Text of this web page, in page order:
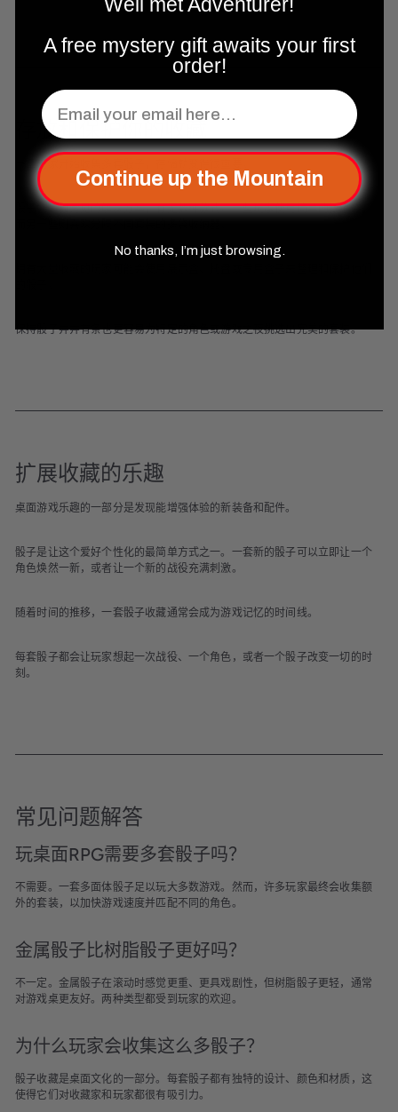
存放和保护你的收藏
一旦玩家开始收集多套骰子，存储就变得很重要。
骰子袋是最常见的解决方案，有无数种款式。一些玩家使用简单的抽绳袋，
保持骰子井井有条也更容易为特定的角色或游戏之夜挑选出完美的套装。
扩展收藏的乐趣
桌面游戏乐趣的一部分是发现能增强体验的新装备和配件。
骰子是让这个爱好个性化的最简单方式之一。一套新的骰子可以立即让一个
角色焕然一新，或者让一个新的战役充满刺激。
随着时间的推移，一套骰子收藏通常会成为游戏记忆的时间线。
每套骰子都会让玩家想起一次战役、一个角色，或者一个骰子改变一切的时
刻。
常见问题解答
玩桌面RPG需要多套骰子吗？
不需要。一套多面体骰子足以玩大多数游戏。然而，许多玩家最终会收集额
外的套装，以加快游戏速度并匹配不同的角色。
金属骰子比树脂骰子更好吗？
不一定。金属骰子在滚动时感觉更重、更具戏剧性，但树脂骰子更轻，通常
对游戏桌更友好。两种类型都受到玩家的欢迎。
为什么玩家会收集这么多骰子？
骰子收藏是桌面文化的一部分。每套骰子都有独特的设计、颜色和材质，这
使得它们对收藏家和玩家都很有吸引力。
A free mystery gift awaits your first
order!
Email
Continue up the Mountain
No thanks, I’m just browsing.